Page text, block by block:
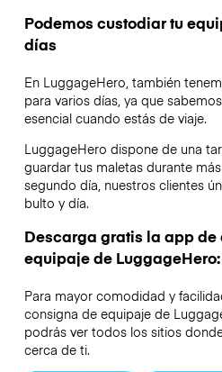
Podemos custodiar tu
días
En LuggageHero, también
para varios días, ya que
esencial cuando estás de viaje.
LuggageHero dispone de una
guardar tus maletas durante
segundo día, nuestros clientes
bulto y día.
Descarga gratis la app de
equipaje de LuggageHero:
Para mayor comodidad y
consigna de equipaje de
podrás ver todos los sitios
cerca de ti.